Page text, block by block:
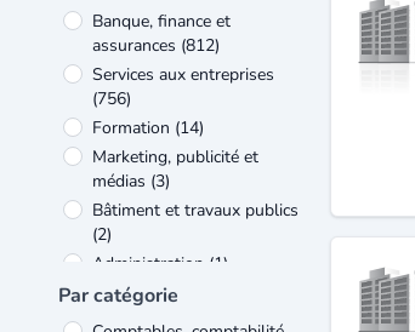
Banque, finance et
assurances (812)
Services aux entreprises
(756)
Formation (14)
Marketing, publicité et
médias (3)
Bâtiment et travaux publics
(2)
Administration (1)
Imprimerie et édition
Transports et services
Par catégorie